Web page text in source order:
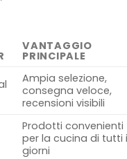
VANTAGGIO
PRINCIPALE
Ampia selezione,
consegna veloce,
recensioni visibili
Prodotti convenienti
per la cucina di tutti
giorni